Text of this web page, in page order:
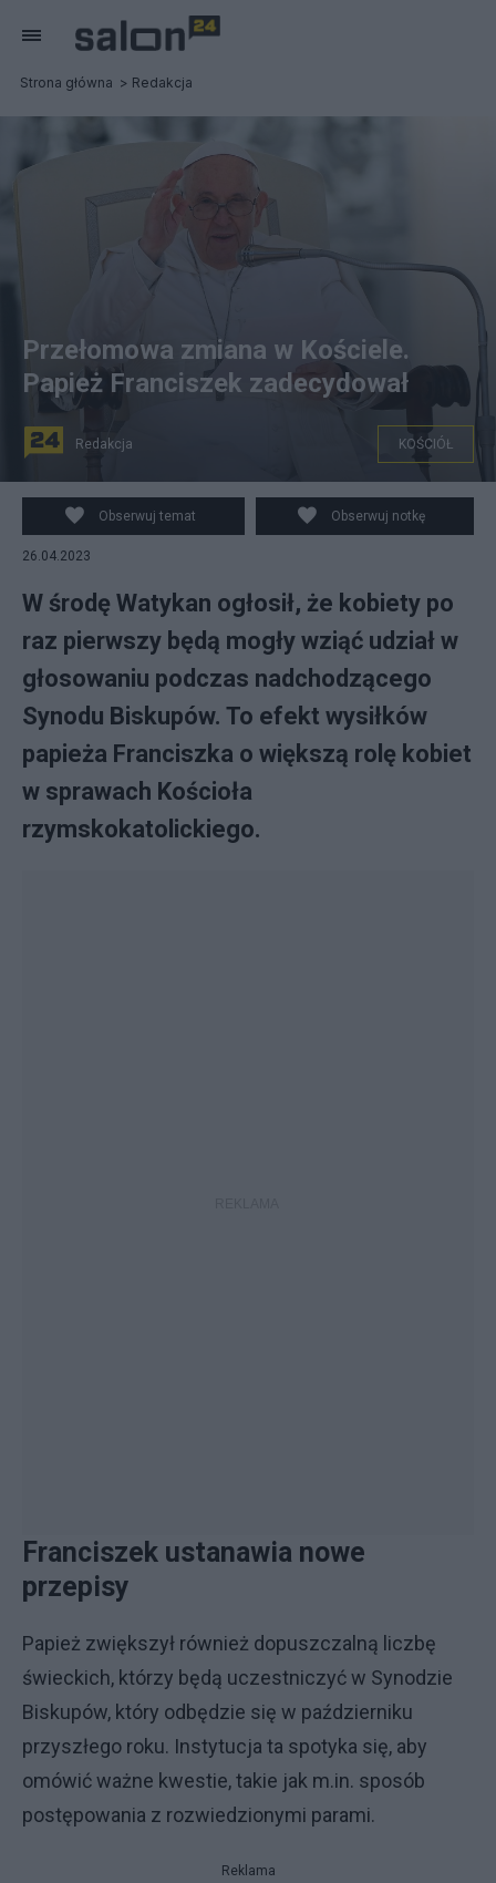
Strona główna Redakcja
Papież Franciszek. (fot. PAP/EPA)
Przełomowa zmiana w Kościele.
Papież Franciszek zadecydował
Redakcja KOŚCIÓŁ
Obserwuj temat Obserwuj notkę
26.04.2023
W środę Watykan ogłosił, że kobiety po
raz pierwszy będą mogły wziąć udział w
głosowaniu podczas nadchodzącego
Synodu Biskupów. To efekt wysiłków
papieża Franciszka o większą rolę kobiet
w sprawach Kościoła
rzymskokatolickiego.
Franciszek ustanawia nowe
przepisy
Papież zwiększył również dopuszczalną liczbę
świeckich, którzy będą uczestniczyć w Synodzie
Biskupów, który odbędzie się w październiku
przyszłego roku. Instytucja ta spotyka się, aby
omówić ważne kwestie, takie jak m.in. sposób
postępowania z rozwiedzionymi parami.
Reklama